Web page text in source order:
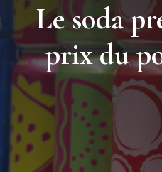
Le soda
prix du